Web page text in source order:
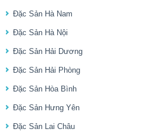
Đặc Sản Hà Nam
Đặc Sản Hà Nội
Đặc Sản Hải Dương
Đặc Sản Hải Phòng
Đặc Sản Hòa Bình
Đặc Sản Hưng Yên
Đặc Sản Lai Châu